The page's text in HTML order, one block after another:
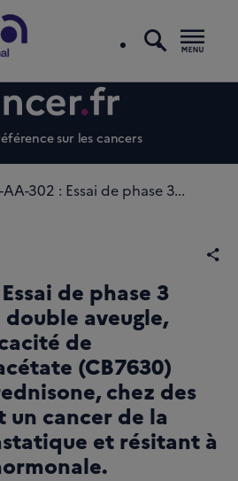
sur les cancers
302 : Essai de phase 3...
de phase 3
aveugle,
de
(CB7630)
chez des
cancer de la
et résitant à